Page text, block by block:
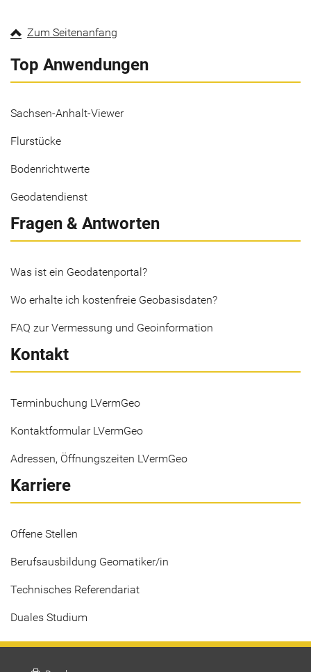
Zum Seitenanfang
Top Anwendungen
Sachsen-Anhalt-Viewer
Flurstücke
Bodenrichtwerte
Geodatendienst
Fragen & Antworten
Was ist ein Geodatenportal?
Wo erhalte ich kostenfreie Geobasisdaten?
FAQ zur Vermessung und Geoinformation
Kontakt
Terminbuchung LVermGeo
Kontaktformular LVermGeo
Adressen, Öffnungszeiten LVermGeo
Karriere
Offene Stellen
Berufsausbildung Geomatiker/in
Technisches Referendariat
Duales Studium